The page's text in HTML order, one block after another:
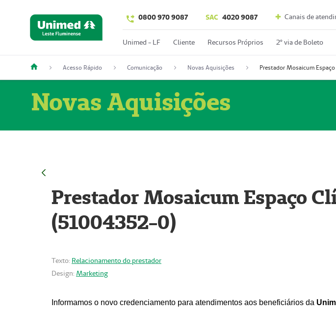
0800 970 9087 SAC 4020 9087 Canais de
Unimed - LF Cliente Recursos Próprios 2º via de Boleto
Acesso Rápido Comunicação Novas Aquisições
Novas Aquisições
Prestador Mosaicum Espaço
(51004352-0)
Texto: Relacionamento do prestador
Design: Marketing
Informamos o novo credenciamento para atendimentos aos beneficiários da